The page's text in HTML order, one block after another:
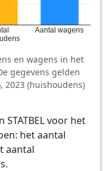
Aantal wagens
en wagens in het
gegevens gelden
2023 (huishoudens)
voor het
het aantal
aantal